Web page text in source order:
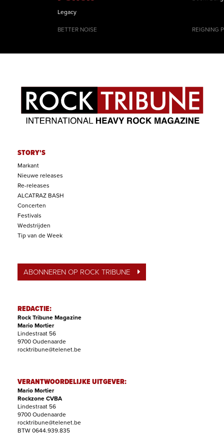
Legacy
BETTER NOISE REIGNING
STORY'S
Markant
Nieuwe releases
Re-releases
ALCATRAZ BASH
Concerten
Festivals
Wedstrijden
Tip van de Week
ABONNEREN OP ROCK TRIBUNE
REDACTIE:
Rock Tribune Magazine
Mario Mortier
Lindestraat 56
9700 Oudenaarde
rocktribune@telenet.be
VERANTWOORDELIJKE UITGEVER:
Mario Mortier
Rockzone CVBA
Lindestraat 56
9700 Oudenaarde
rocktribune@telenet.be
BTW 0644.939.835